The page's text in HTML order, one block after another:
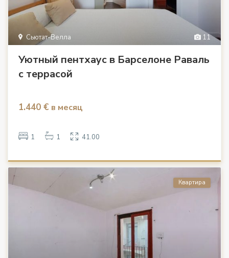
11
Сьютат-Велла
Уютный пентхаус в Барселоне Раваль
с террасой
1.440 € в месяц
1 1 41.00
Квартира